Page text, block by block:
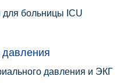
больницы ICU
давления и ЭКГ